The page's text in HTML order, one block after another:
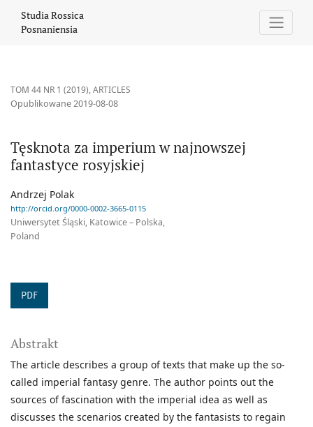
Studia Rossica
Posnaniensia
TOM 44 NR 1 (2019),ARTICLES
Tęsknota za imperium w najnowszej
fantastyce rosyjskiej
Opublikowane 2019-08-08
Andrzej Polak
http://orcid.org/0000-0002-3665-0115
Uniwersytet Śląski, Katowice – Polska,
Poland
PDF
Abstrakt
The article describes a group of texts that make up the so-
called imperial fantasy genre. The author points out the
sources of fascination with the imperial idea as well as
discusses the scenarios created by the fantasists to regain